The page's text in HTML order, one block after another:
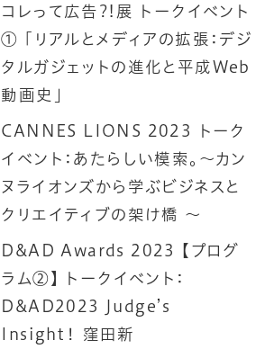
コレって広告?!展 トークイベント
① 「リアルとメディアの拡張：デジ
タルガジェットの進化と平成Web
動画史」
CANNES LIONS 2023 トーク
イベント：あたらしい模索。〜カン
ヌライオンズから学ぶビジネスと
クリエイティブの架け橋 〜
D&AD Awards 2023 【プログ
ラム②】 トークイベント：
D&AD2023 Judge’s
Insight！ 窪田新